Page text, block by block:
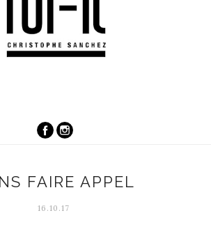
FAIRE APPEL
16.10.17